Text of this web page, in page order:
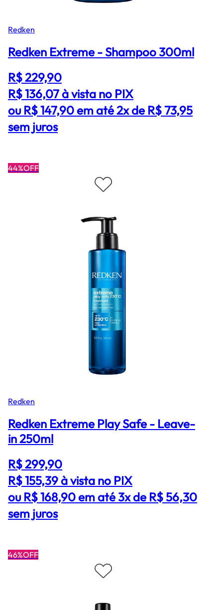
Redken
Redken Extreme - Shampoo 300ml
R$ 229,90
R$ 136,07à vista no PIX
ou R$ 147,90 em até 2x de R$ 73,95
sem juros
44%OFF
Redken
Redken Extreme Play Safe - Leave-
in 250ml
R$ 299,90
R$ 155,39à vista no PIX
ou R$ 168,90 em até 3x de R$ 56,30
sem juros
46%OFF